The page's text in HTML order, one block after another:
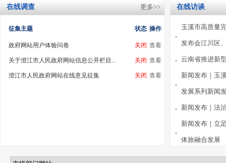
在线调查 更多>>
征集主题 状态 操作
政府网站用户体验问卷 关闭 查看
关于澄江市人民政府网站信息公开栏目... 关闭 查看
澄江市人民政府网站在线意见征集 关闭 查看
在线访谈
玉溪市高质量
发布会江川区
云南省推进新
新闻发布｜玉
发展系列新闻
新闻发布｜​法
新闻发布｜立
体旅融合发展
新闻发布｜高